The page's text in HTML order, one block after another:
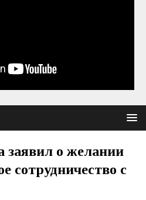
заявил о желании
сотрудничество с